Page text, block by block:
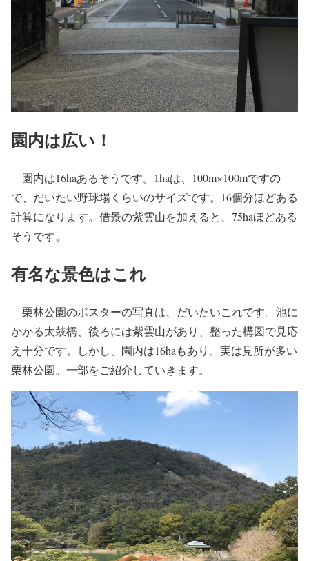
園内は広い！
園内は16haあるそうです。1haは、100m×100mですの
で、だいたい野球場くらいのサイズです。16個分ほどある
計算になります。借景の紫雲山を加えると、75haほどある
そうです。
有名な景色はこれ
栗林公園のポスターの写真は、だいたいこれです。池に
かかる太鼓橋、後ろには紫雲山があり、整った構図で見応
え十分です。しかし、園内は16haもあり、実は見所が多い
栗林公園。一部をご紹介していきます。